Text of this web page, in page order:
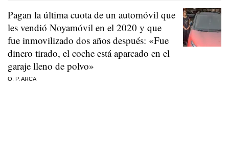
Pagan la última cuota de un automóvil que
les vendió Noyamóvil en el 2020 y que
fue inmovilizado dos años después: «Fue
dinero tirado, el coche está aparcado en el
garaje lleno de polvo»
O. P. ARCA